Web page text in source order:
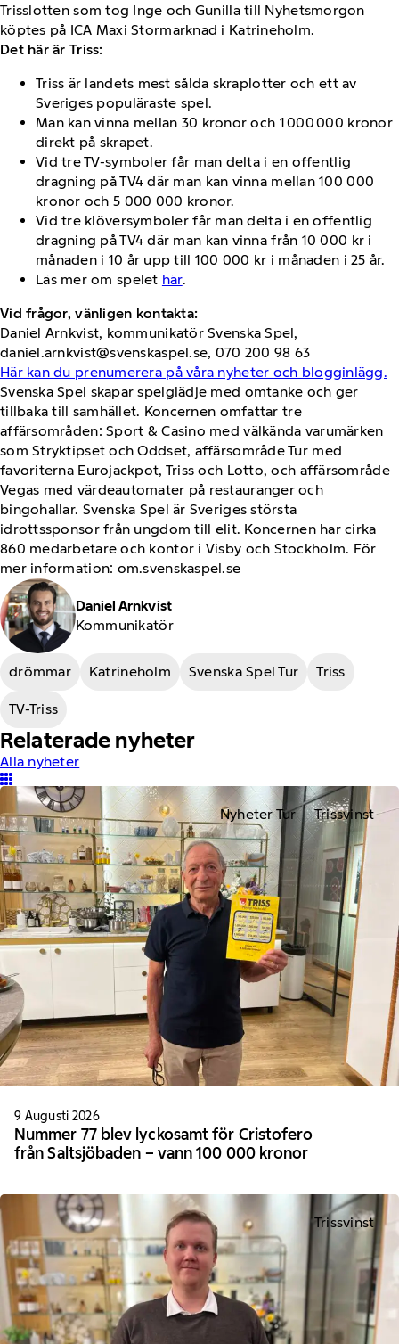
Trisslotten som tog Inge och Gunilla till Nyhetsmorgon
köptes på ICA Maxi Stormarknad i Katrineholm.
Det här är Triss:
Triss är landets mest sålda skraplotter och ett av
Sveriges populäraste spel.
Man kan vinna mellan 30 kronor och 1 000 000 kronor
direkt på skrapet.
Vid tre TV-symboler får man delta i en offentlig
dragning på TV4 där man kan vinna mellan 100 000
kronor och 5 000 000 kronor.
Vid tre klöversymboler får man delta i en offentlig
dragning på TV4 där man kan vinna från 10 000 kr i
månaden i 10 år upp till 100 000 kr i månaden i 25 år.
Läs mer om spelet här.
Vid frågor, vänligen kontakta:
Daniel Arnkvist, kommunikatör Svenska Spel,
daniel.arnkvist@svenskaspel.se, 070 200 98 63
Här kan du prenumerera på våra nyheter och blogginlägg.
Svenska Spel skapar spelglädje med omtanke och ger
tillbaka till samhället. Koncernen omfattar tre
affärsområden: Sport & Casino med välkända varumärken
som Stryktipset och Oddset, affärsområde Tur med
favoriterna Eurojackpot, Triss och Lotto, och affärsområde
Vegas med värdeautomater på restauranger och
bingohallar. Svenska Spel är Sveriges största
idrottssponsor från ungdom till elit. Koncernen har cirka
860 medarbetare och kontor i Visby och Stockholm. För
mer information: om.svenskaspel.se
Kommunikatör
Daniel Arnkvist
drömmar Katrineholm Svenska Spel Tur Triss
TV-Triss
Relaterade nyheter
Alla nyheter
Nyheter Tur Trissvinst
9 Augusti 2026
Nummer 77 blev lyckosamt för Cristofero
från Saltsjöbaden – vann 100 000 kronor
Trissvinst